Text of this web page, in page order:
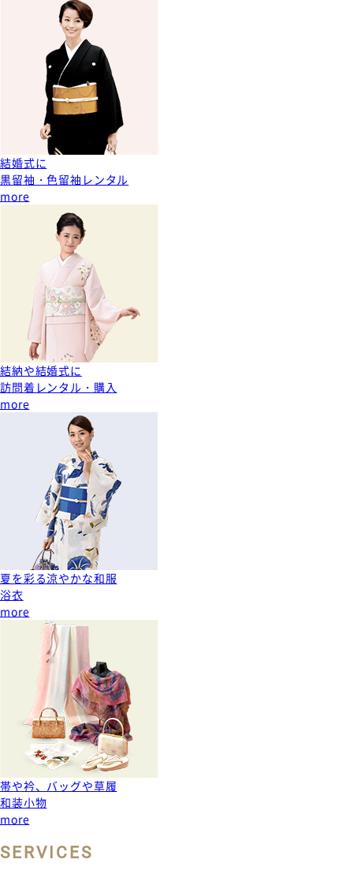
結婚式に
黒留袖・色留袖レンタル
more
結納や結婚式に
訪問着レンタル・購入
more
夏を彩る涼やかな和服
浴衣
more
帯や衿、バッグや草履
和装小物
more
SERVICES